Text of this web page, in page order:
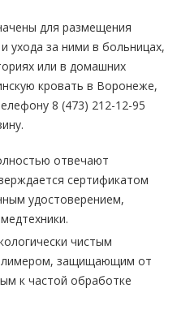
для размещения
ухода за ними в больницах,
или в домашних
кровать в Воронеже,
8 (473) 212-12-95
отвечают
сертификатом
удостоверением,
чистым
защищающим от
к частой обработке